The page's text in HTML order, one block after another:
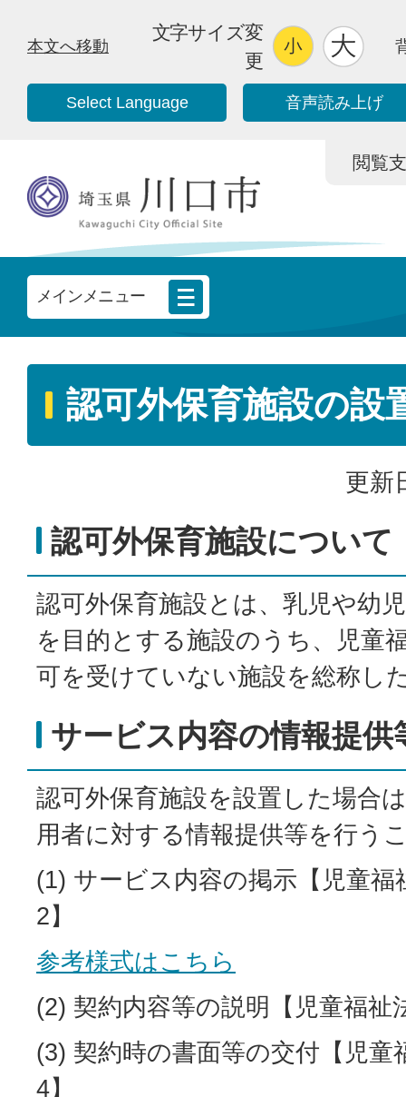
本文へ移動
文字サイズ変
更
Select Language 音声読み上げ
閲覧
メインメニュー
認可外保育施設の設
更新
認可外保育施設について
認可外保育施設とは、乳児や幼
を目的とする施設のうち、児童
可を受けていない施設を総称し
サービス内容の情報提供
認可外保育施設を設置した場合
用者に対する情報提供等を行う
(1) サービス内容の掲示【児童福
2】
参考様式はこちら
(2) 契約内容等の説明【児童福祉
(3) 契約時の書面等の交付【児童
4】